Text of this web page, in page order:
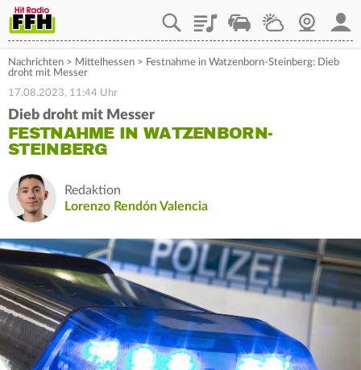
PlaylistStaupilotWetterWebcam
Nachrichten > Mittelhessen > Festnahme in Watzenborn-Steinberg: Dieb
droht mit Messer
17.08.2023, 11:44 Uhr
Dieb droht mit Messer
FESTNAHME IN WATZENBORN-
STEINBERG
Redaktion
Lorenzo Rendón Valencia